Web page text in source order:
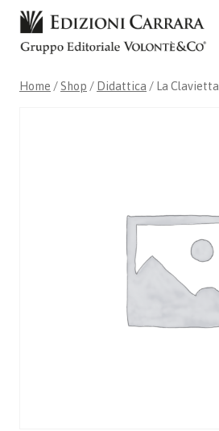
Skip
content
Home / Shop / Didattica / La Clavietta